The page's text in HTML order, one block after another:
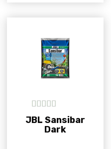
5out of 5
JBL Sansibar
Dark